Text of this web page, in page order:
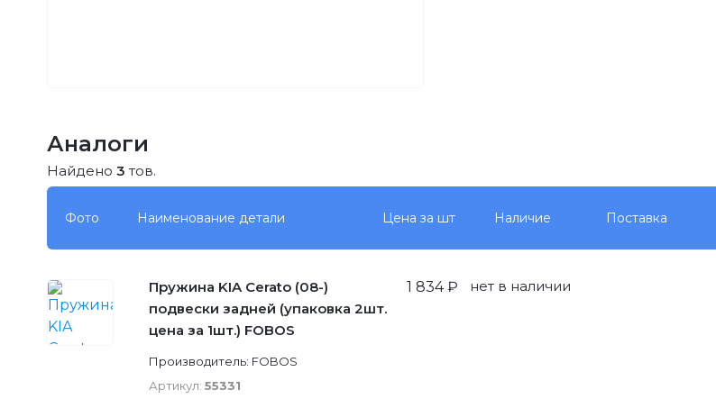
Аналоги
Найдено 3 тов.
Фото Наименование детали Цена за шт Наличие Поставка
Пружина KIA Cerato (08-)
подвески задней (упаковка 2шт.
цена за 1шт.) FOBOS
Производитель: FOBOS
Артикул:55331
1 834 ₽ нет в наличии